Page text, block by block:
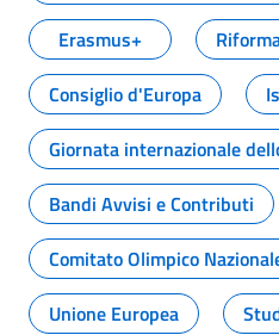
Erasmus+
Consiglio d'Europa
Giornata internazionale
Bandi Avvisi e Contributi
Comitato Olimpico
Unione Europea